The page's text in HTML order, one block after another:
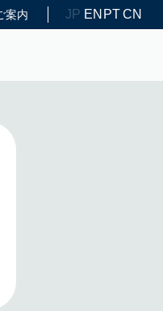
案内 JP EN PTCN